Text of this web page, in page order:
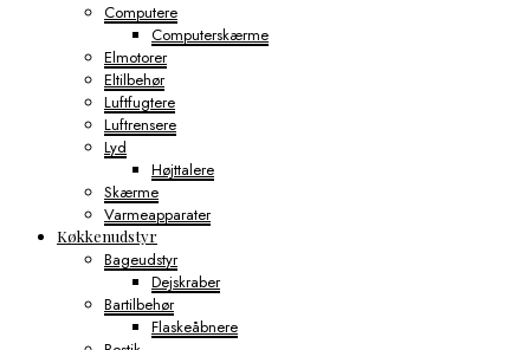
Computere
Computerskærme
Elmotorer
Eltilbehør
Luftfugtere
Luftrensere
Lyd
Højttalere
Skærme
Varmeapparater
Køkkenudstyr
Bageudstyr
Dejskraber
Bartilbehør
Flaskeåbnere